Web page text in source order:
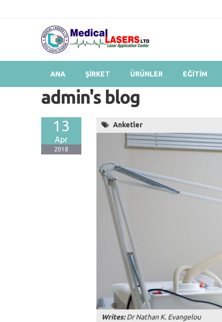
ANA ŞİRKET ÜRÜNLER EĞİTİM
admin's blog
13
Apr
2018
Anketler
Writes:Dr Nathan K. Evangelou